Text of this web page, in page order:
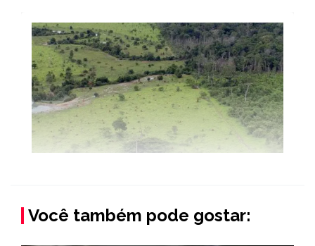
Você também pode gostar: